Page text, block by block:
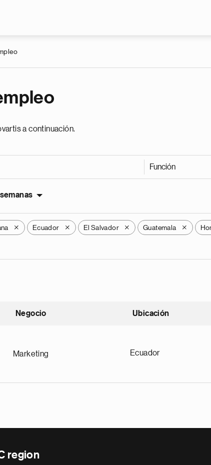
a continuación.
Función
X Ecuador X El Salvador X Guatemala X
ascendente
Negocio Ubicación
Marketing Ecuador
region